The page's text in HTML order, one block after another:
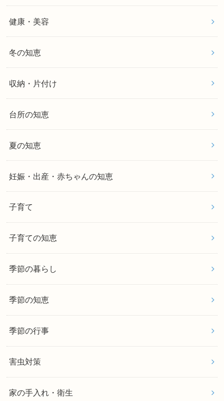
健康・美容
冬の知恵
収納・片付け
台所の知恵
夏の知恵
妊娠・出産・赤ちゃんの知恵
子育て
子育ての知恵
季節の暮らし
季節の知恵
季節の行事
害虫対策
家の手入れ・衛生